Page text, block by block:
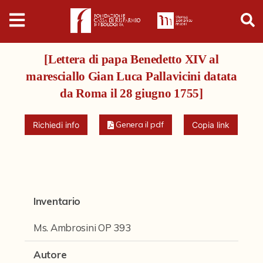
Digital
Humanities
Donazioni
Cataloghi storici
Disegni
[Lettera di papa Benedetto XIV al
maresciallo Gian Luca Pallavicini datata
da Roma il 28 giugno 1755]
Richiedi info Genera il pdf Copia link
Inventario
Ms. Ambrosini OP 393
Autore